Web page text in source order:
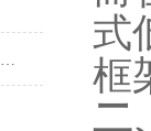
如何看待污水紫外线消毒器的流量参数？
式
框
二